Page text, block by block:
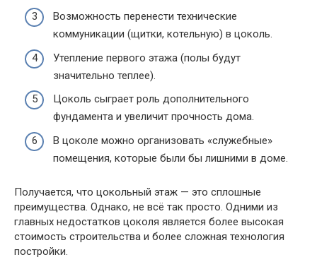
Возможность перенести технические
коммуникации (щитки, котельную) в цоколь.
Утепление первого этажа (полы будут
значительно теплее).
Цоколь сыграет роль дополнительного
фундамента и увеличит прочность дома.
В цоколе можно организовать «служебные»
помещения, которые были бы лишними в доме.
Получается, что цокольный этаж — это сплошные
преимущества. Однако, не всё так просто. Одними из
главных недостатков цоколя является более высокая
стоимость строительства и более сложная технология
постройки.